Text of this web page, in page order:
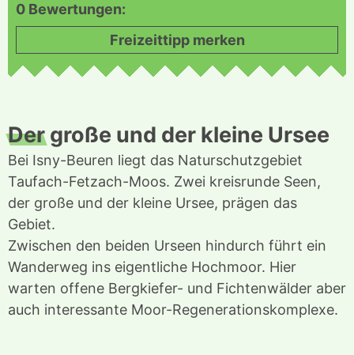
Dergroße und der kleine Ursee
Bei Isny-Beuren liegt das Naturschutzgebiet
Taufach-Fetzach-Moos. Zwei kreisrunde Seen,
der große und der kleine Ursee, prägen das
Gebiet.
Zwischen den beiden Urseen hindurch führt ein
Wanderweg ins eigentliche Hochmoor. Hier
warten offene Bergkiefer- und Fichtenwälder aber
auch interessante Moor-Regenerationskomplexe.
0 Bewertungen:
Freizeittipp merken